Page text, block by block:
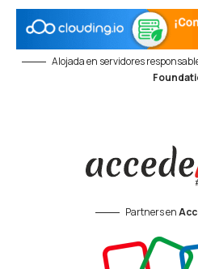
Alojada en servidores
Partners en